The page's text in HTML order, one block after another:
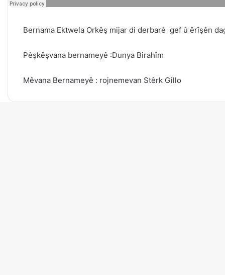
Bernama Ektwela Orkêş mijar di derbarê gef û êrîşên
Pêşkêşvana bernameyê :Dunya Birahîm
Mêvana Bernameyê : rojnemevan Stêrk Gillo